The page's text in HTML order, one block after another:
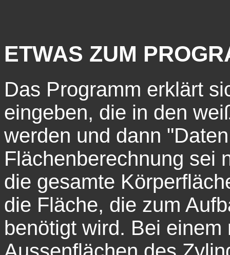
ETWAS ZUM
Das Programm erklärt
eingeben, die in den
werden und dann
Flächenberechnung sei
die gesamte
die Fläche, die zum
benötigt wird. Bei